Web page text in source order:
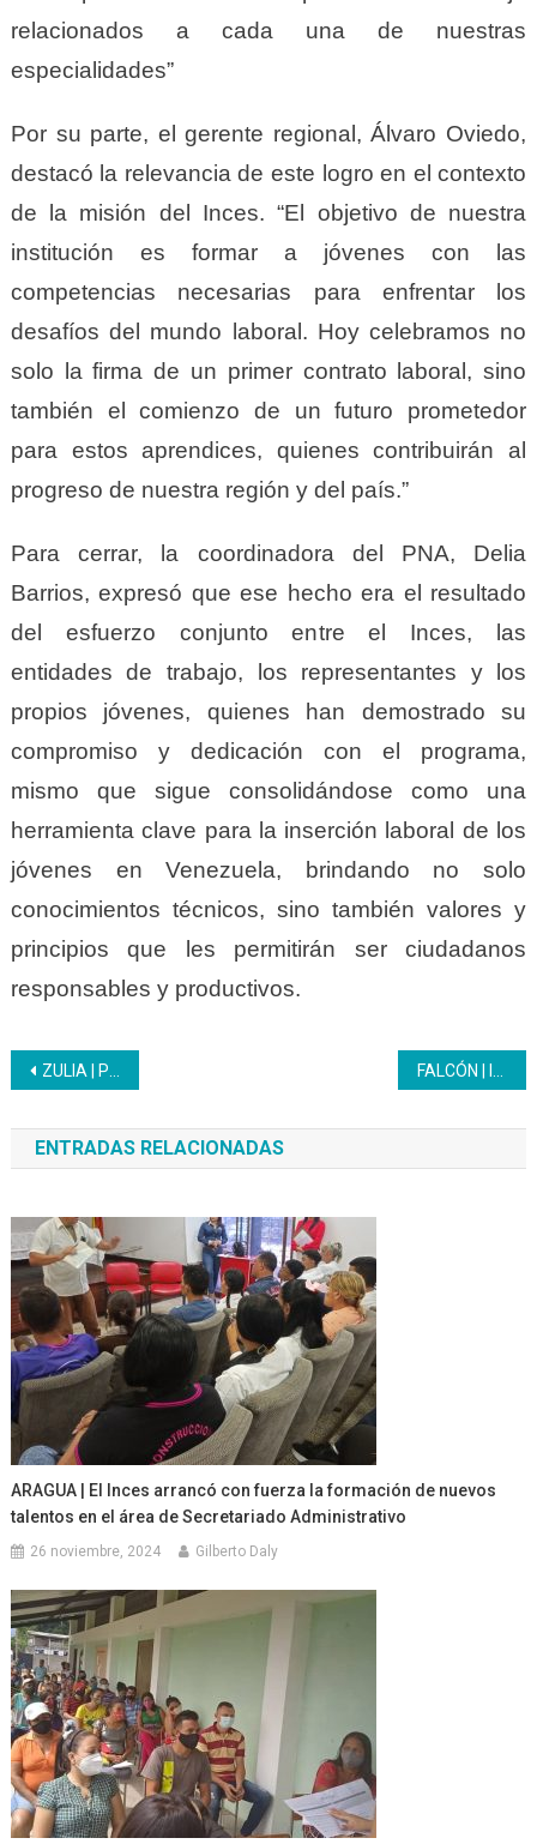
relacionados a cada una de nuestras
especialidades”
Por su parte, el gerente regional, Álvaro Oviedo,
destacó la relevancia de este logro en el contexto
de la misión del Inces. “El objetivo de nuestra
institución es formar a jóvenes con las
competencias necesarias para enfrentar los
desafíos del mundo laboral. Hoy celebramos no
solo la firma de un primer contrato laboral, sino
también el comienzo de un futuro prometedor
para estos aprendices, quienes contribuirán al
progreso de nuestra región y del país.”
Para cerrar, la coordinadora del PNA, Delia
Barrios, expresó que ese hecho era el resultado
del esfuerzo conjunto entre el Inces, las
entidades de trabajo, los representantes y los
propios jóvenes, quienes han demostrado su
compromiso y dedicación con el programa,
mismo que sigue consolidándose como una
herramienta clave para la inserción laboral de los
jóvenes en Venezuela, brindando no solo
conocimientos técnicos, sino también valores y
principios que les permitirán ser ciudadanos
responsables y productivos.
Navegación
de
entradas
ZULIA | Policías de la Costa Oriental del Lago adquieren conocimientos para actuar en casos de emergencia
ENTRADAS RELACIONADAS
ARAGUA | El Inces arrancó con fuerza la formación de nuevos
talentos en el área de Secretariado Administrativo
26 noviembre, 2024 Gilberto Daly